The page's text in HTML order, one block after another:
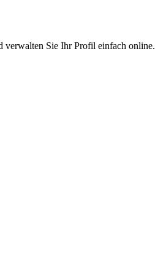
verwalten Sie Ihr Profil einfach online.